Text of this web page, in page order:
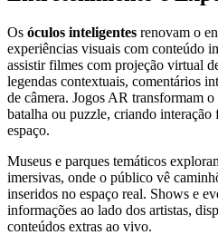
Os óculos inteligentes renovam o
experiências visuais com conteúdo
assistir filmes com projeção virtual
legendas contextuais, comentários
de câmera. Jogos AR transformam
batalha ou puzzle, criando
espaço.
Museus e parques temáticos
imersivas, onde o público vê
inseridos no espaço real. Shows e
informações ao lado dos artistas,
conteúdos extras ao vivo.